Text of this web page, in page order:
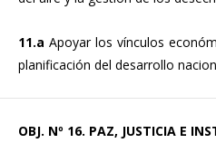
11.a Apoyar los vínculos
planificación del desarrollo
OBJ. Nº 16. PAZ, JUSTICIA E